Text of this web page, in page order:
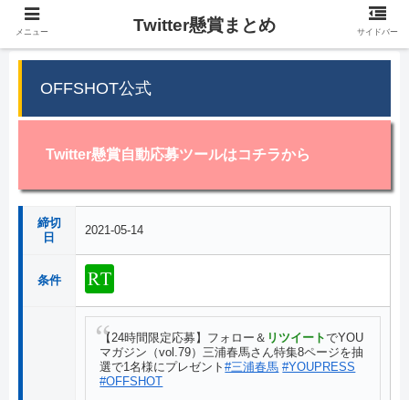
OFFSHOT公式
Twitter懸賞自動応募ツールはコチラから
締切
日
2021-05-14
条件
【24時間限定応募】フォロー＆ リツイートでYOU
マガジン（vol.79）三浦春馬さん特集8ページを抽
選で1名様にプレゼント#三浦春馬 #YOUPRESS
#OFFSHOT
メニュー Twitter懸賞まとめ サイドバー